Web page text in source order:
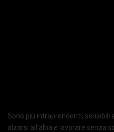
Sono più intraprendenti, sensibili
alzarsi all’alba e lavorare senza